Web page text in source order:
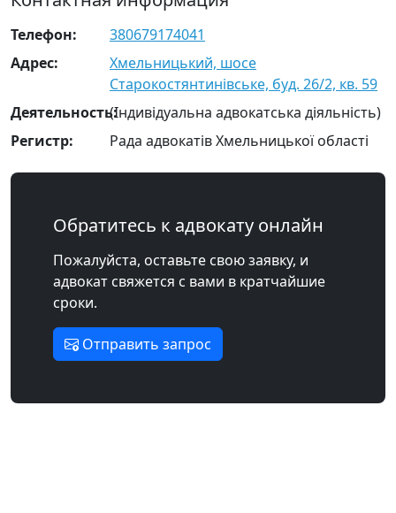
Телефон:
380679174041
Адрес:
Хмельницький, шосе
Старокостянтинівське, буд. 26/2, кв. 59
Деятельность:(Індивідуальна адвокатська діяльність)
Регистр:
Рада адвокатів Хмельницької області
Обратитесь к адвокату онлайн
Пожалуйста, оставьте свою заявку, и
адвокат свяжется с вами в кратчайшие
сроки.
Отправить запрос